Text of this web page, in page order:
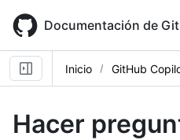
main
content
Documentación de
Inicio GitHub
Hacer